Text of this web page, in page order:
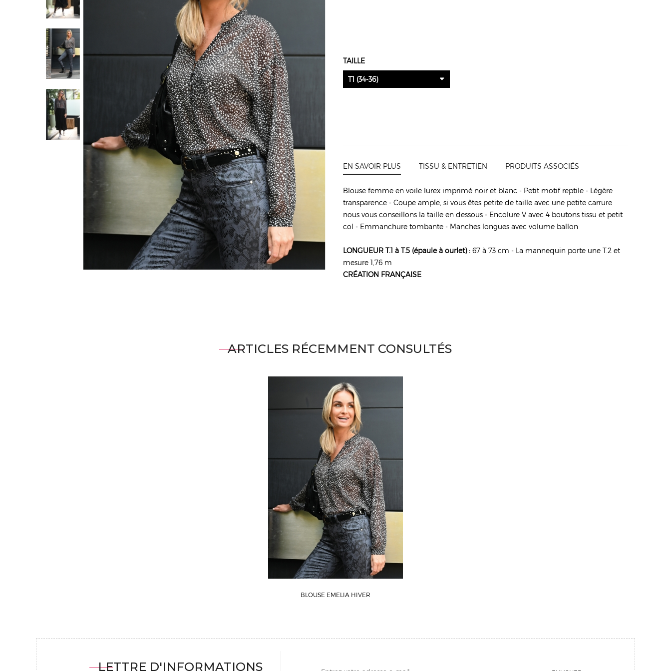
TAILLE
T1 (34-36)
EN SAVOIR PLUS TISSU & ENTRETIEN PRODUITS ASSOCIÉS
Blouse femme en voile lurex imprimé noir et blanc - Petit motif reptile - Légère
transparence - Coupe ample, si vous êtes petite de taille avec une petite carrure
nous vous conseillons la taille en dessous - Encolure V avec 4 boutons tissu et petit
col - Emmanchure tombante - Manches longues avec volume ballon
LONGUEUR T.1 à T.5 (épaule à ourlet) : 67 à 73 cm - La mannequin porte une T.2 et
mesure 1,76 m
CRÉATION FRANÇAISE
ARTICLES RÉCEMMENT CONSULTÉS
BLOUSE EMELIA HIVER
LETTRE D'INFORMATIONS